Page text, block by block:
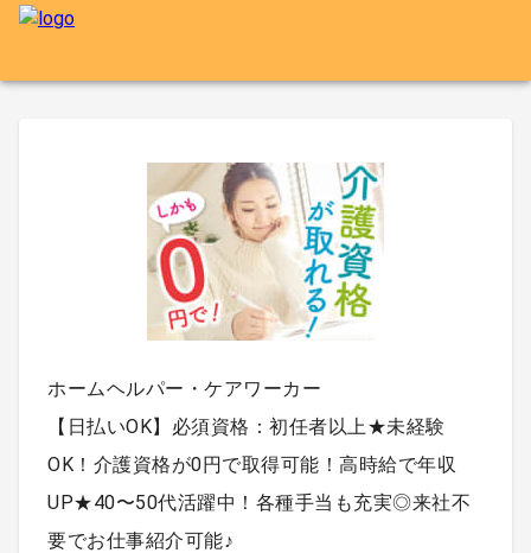
ホームヘルパー・ケアワーカー
【日払いOK】必須資格：初任者以上★未経験
OK！介護資格が0円で取得可能！高時給で年収
UP★40〜50代活躍中！各種手当も充実◎来社不
要でお仕事紹介可能♪